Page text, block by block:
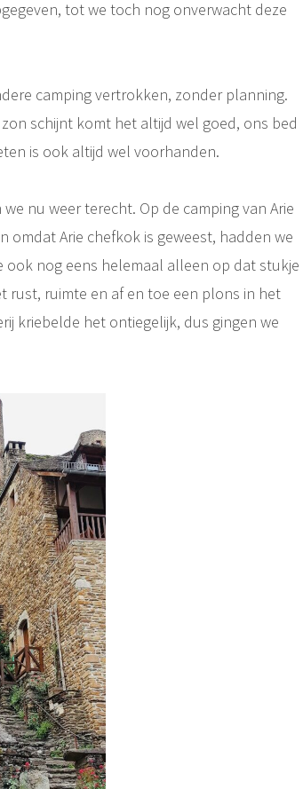
tot we toch nog onverwacht deze
camping vertrokken, zonder planning.
schijnt komt het altijd wel goed, ons bed
is ook altijd wel voorhanden.
nu weer terecht. Op de camping van Arie
omdat Arie chefkok is geweest, hadden we
nog eens helemaal alleen op dat stukje
rust, ruimte en af en toe een plons in het
kriebelde het ontiegelijk, dus gingen we